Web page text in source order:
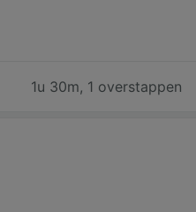
1u 30m, 1 overstappen